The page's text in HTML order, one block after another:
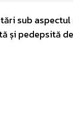
sub
și pedepsită